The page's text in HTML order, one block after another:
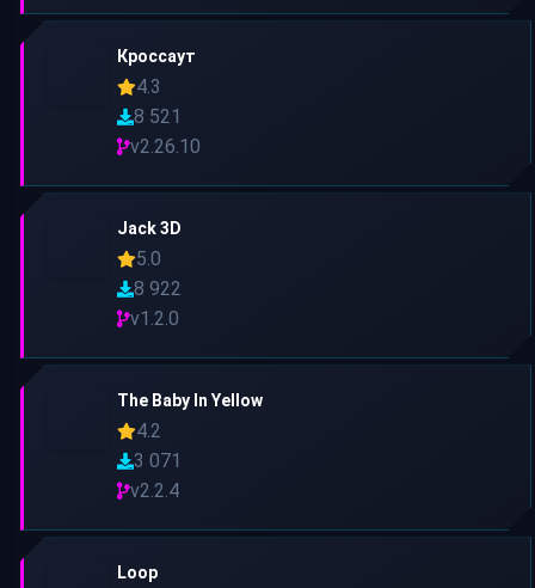
Кроссаут
4.3
8 521
v2.26.10
Jack 3D
5.0
8 922
v1.2.0
The Baby In Yellow
4.2
3 071
v2.2.4
Loop